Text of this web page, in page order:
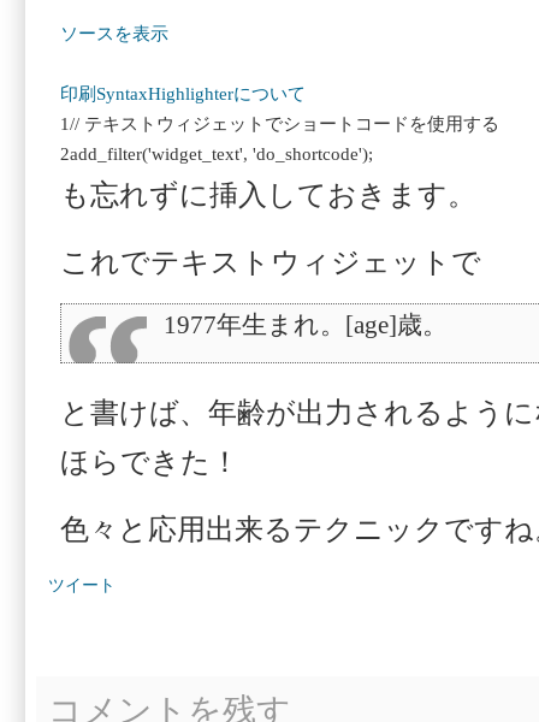
ソースを表示
印刷 SyntaxHighlighterについて
1// テキストウィジェットでショートコードを使用する
2add_filter('widget_text', 'do_shortcode');
も忘れずに挿入しておきます。
これでテキストウィジェットで
1977年生まれ。[age]歳。
と書けば、年齢が出力されるよう
ほらできた！
色々と応用出来るテクニックです
ツイート
コメントを残す